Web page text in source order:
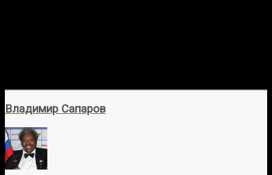
Владимир Сапаров